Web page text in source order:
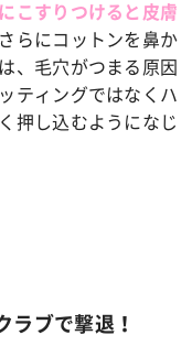
こすりつけると皮膚
らにコットンを鼻か
、毛穴がつまる原因
ティングではなくハ
押し込むようになじ
ラブで撃退！